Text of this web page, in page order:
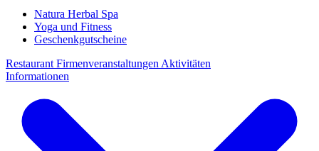
Natura Herbal Spa
Yoga und Fitness
Geschenkgutscheine
Restaurant Firmenveranstaltungen Aktivitäten
Informationen